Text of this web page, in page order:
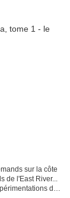
sur la côte
de l'East River...
de